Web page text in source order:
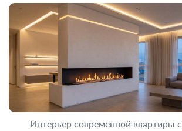
Интерьер современной квартиры с